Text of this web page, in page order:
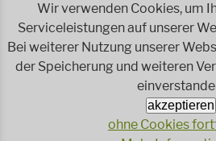
Wiederverwendung
Wasser - das
Wohnprojekt Parcours
Jetzt faire und ökologische Mode
Reparieren leicht gemacht!
Wir verwenden Cookies, um
Serviceleistungen auf unserer
Bei weiterer Nutzung unserer
der Speicherung und weiteren
akzeptieren
ohne Cookies